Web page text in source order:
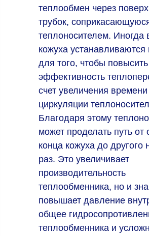
теплообмен через
трубок,
теплоносителем. Иногда
кожуха устанавливаются
для того, чтобы повысить
эффективность
счет увеличения времени
циркуляции
Благодаря этому
может проделать путь от
конца кожуха до другого
раз. Это увеличивает
производительность
теплообменника, но и
повышает давление
общее
теплообменника и